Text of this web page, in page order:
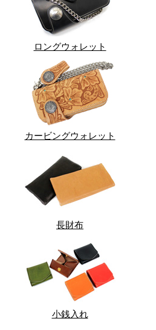
ロングウォレット
カービングウォレット
長財布
小銭入れ